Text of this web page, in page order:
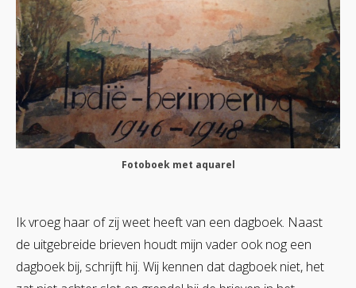
Fotoboek met aquarel
Ik vroeg haar of zij weet heeft van een dagboek. Naast
de uitgebreide brieven houdt mijn vader ook nog een
dagboek bij, schrijft hij. Wij kennen dat dagboek niet, het